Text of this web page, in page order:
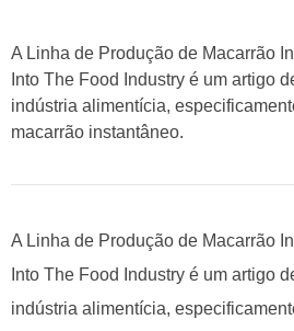
A Linha de Produção de Macarrão
Into The Food Industry é um artigo
indústria alimentícia,
macarrão instantâneo.
A Linha de Produção de Macarrão
Into The Food Industry é um artigo
indústria alimentícia,